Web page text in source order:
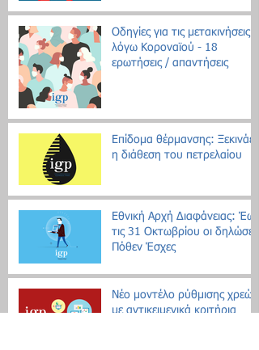
Οδηγίες για τις μετακινήσεις
λόγω Κοροναϊού - 18
ερωτήσεις / απαντήσεις
Επίδομα θέρμανσης: Ξεκινάει
η διάθεση του πετρελαίου
Εθνική Αρχή Διαφάνειας: Έως
τις 31 Οκτωβρίου οι δηλώσεις
Πόθεν Έσχες
Νέο μοντέλο ρύθμισης χρεών
με αντικειμενικά κριτήρια